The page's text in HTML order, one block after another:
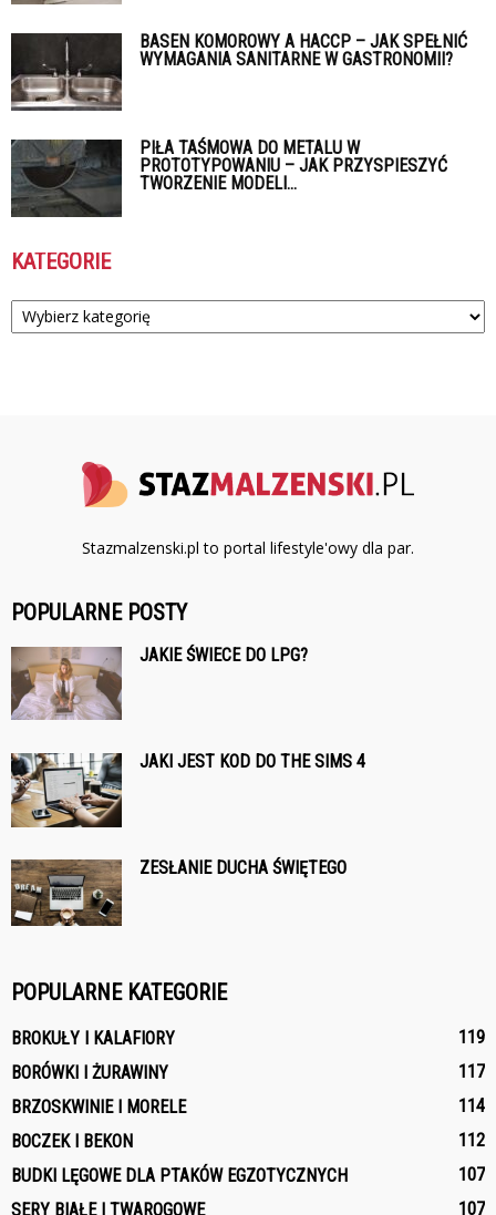
BASEN KOMOROWY A HACCP – JAK SPEŁNIĆ
WYMAGANIA SANITARNE W GASTRONOMII?
PIŁA TAŚMOWA DO METALU W
PROTOTYPOWANIU – JAK PRZYSPIESZYĆ
TWORZENIE MODELI...
KATEGORIE
Kategorie
Stazmalzenski.pl to portal lifestyle'owy dla par.
POPULARNE POSTY
JAKIE ŚWIECE DO LPG?
JAKI JEST KOD DO THE SIMS 4
ZESŁANIE DUCHA ŚWIĘTEGO
POPULARNE KATEGORIE
BROKUŁY I KALAFIORY
119
BORÓWKI I ŻURAWINY
117
BRZOSKWINIE I MORELE
114
BOCZEK I BEKON
112
BUDKI LĘGOWE DLA PTAKÓW EGZOTYCZNYCH
107
SERY BIAŁE I TWAROGOWE
107